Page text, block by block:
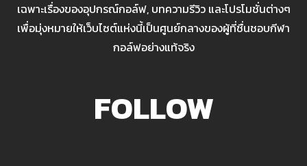
เฉพาะเรื่องของอุปกรณ์กอล์ฟ, บทความรีวิว และโปรโมชั่นต่างๆ
เพื่อมุ่งหมายให้เว็บไซต์แห่งนี้เป็นศูนย์กลางของผู้ที่ชื่นชอบกีฬา
กอล์ฟอย่างแท้จริง
FOLLOW